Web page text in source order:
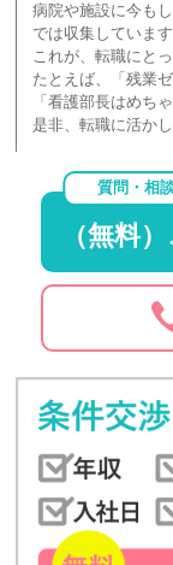
病院や施設に今も
では収集しています
これが、転職にと
たとえば、「残業
「看護部長はめち
是非、転職に活か
質問・相
（無料